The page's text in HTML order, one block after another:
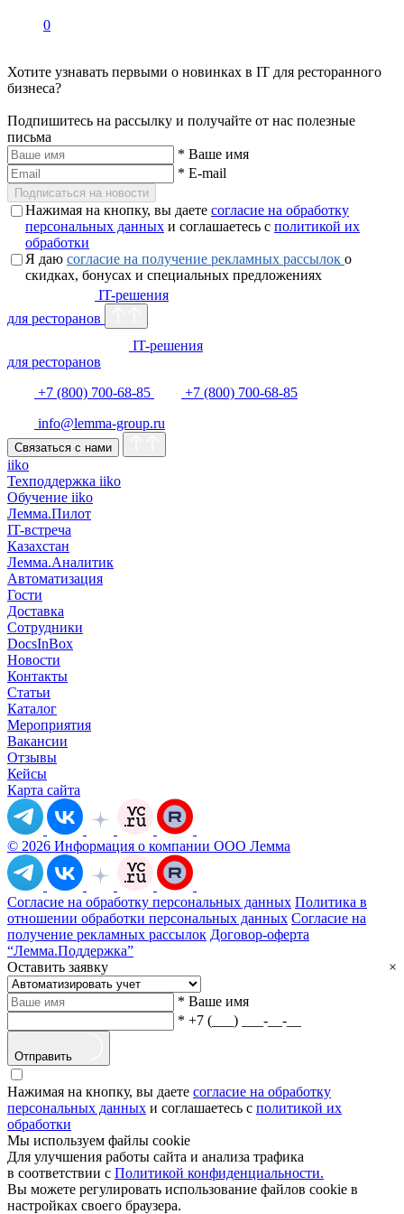
0
Хотите узнавать первыми о новинках в IT для ресторанного
бизнеса?
Подпишитесь на рассылку и получайте от нас полезные
письма
* Ваше имя
* E-mail
Подписаться на новости
Нажимая на кнопку, вы даете согласие на обработку
персональных данных и соглашаетесь с политикой их
обработки
Я даю согласие на получение рекламных рассылок о
скидках, бонусах и специальных предложениях
IT-решения
для ресторанов
IT-решения
для ресторанов
+7 (800) 700-68-85
+7 (800) 700-68-85
info@lemma-group.ru
Связаться с нами
iiko
Техподдержка iiko
Обучение iiko
Лемма.Пилот
IT-встреча
Казахстан
Лемма.Аналитик
Автоматизация
Гости
Доставка
Сотрудники
DocsInBox
Новости
Контакты
Статьи
Каталог
Мероприятия
Вакансии
Отзывы
Кейсы
Карта сайта
© 2026 Информация о компании ООО Лемма
Согласие на обработку персональных данных Политика в
отношении обработки персональных данных Согласие на
получение рекламных рассылок Договор-оферта
“Лемма.Поддержка”
Оставить заявку
×
* Ваше имя
* +7 (___) ___-__-__
Отправить
Нажимая на кнопку, вы даете согласие на обработку
персональных данных и соглашаетесь с политикой их
обработки
Мы используем файлы cookie
Для улучшения работы сайта и анализа трафика
в соответствии с Политикой конфиденциальности.
Вы можете регулировать использование файлов cookie в
настройках своего браузера.